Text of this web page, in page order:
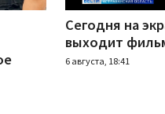
Сегодня на
выходит
6 августа, 18:41